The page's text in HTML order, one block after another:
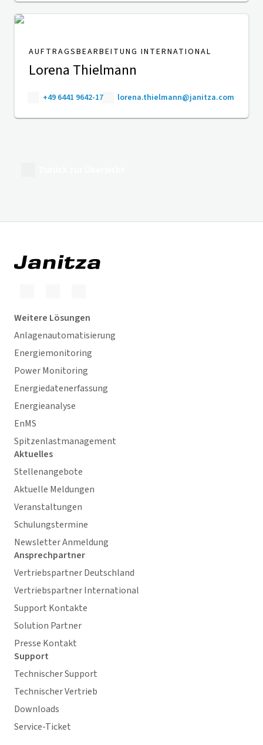
AUFTRAGSBEARBEITUNG INTERNATIONAL
Lorena Thielmann
+49 6441 9642-17 lorena.thielmann@janitza.com
Weitere Lösungen
Anlagenautomatisierung
Energiemonitoring
Power Monitoring
Energiedatenerfassung
Energieanalyse
EnMS
Spitzenlastmanagement
Aktuelles
Stellenangebote
Aktuelle Meldungen
Veranstaltungen
Schulungstermine
Newsletter Anmeldung
Ansprechpartner
Vertriebspartner Deutschland
Vertriebspartner International
Support Kontakte
Solution Partner
Presse Kontakt
Support
Technischer Support
Technischer Vertrieb
Downloads
Service-Ticket